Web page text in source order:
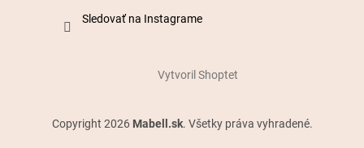
Sledovať na Instagrame
Vytvoril Shoptet
Copyright 2026 Mabell.sk. Všetky práva vyhradené.